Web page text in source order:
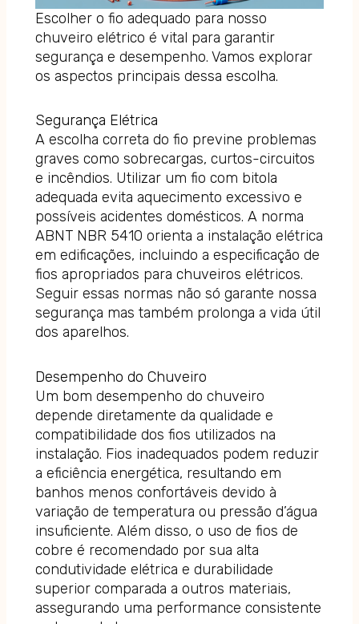
Escolher o fio adequado para nosso
chuveiro elétrico é vital para garantir
segurança e desempenho. Vamos explorar
os aspectos principais dessa escolha.
Segurança Elétrica
A escolha correta do fio previne problemas
graves como sobrecargas, curtos-circuitos
e incêndios. Utilizar um fio com bitola
adequada evita aquecimento excessivo e
possíveis acidentes domésticos. A norma
ABNT NBR 5410 orienta a instalação elétrica
em edificações, incluindo a especificação de
fios apropriados para chuveiros elétricos.
Seguir essas normas não só garante nossa
segurança mas também prolonga a vida útil
dos aparelhos.
Desempenho do Chuveiro
Um bom desempenho do chuveiro
depende diretamente da qualidade e
compatibilidade dos fios utilizados na
instalação. Fios inadequados podem reduzir
a eficiência energética, resultando em
banhos menos confortáveis devido à
variação de temperatura ou pressão d’água
insuficiente. Além disso, o uso de fios de
cobre é recomendado por sua alta
condutividade elétrica e durabilidade
superior comparada a outros materiais,
assegurando uma performance consistente